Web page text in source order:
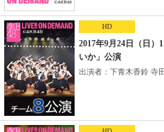
HD
2017年9月24日（日）
いか」公演
出演者：下青木香鈴 寺